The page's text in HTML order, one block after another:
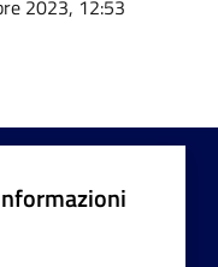
2023, 12:53